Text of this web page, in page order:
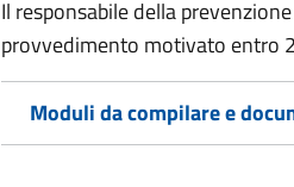
Il responsabile della
provvedimento motivato entro
Moduli da compilare e